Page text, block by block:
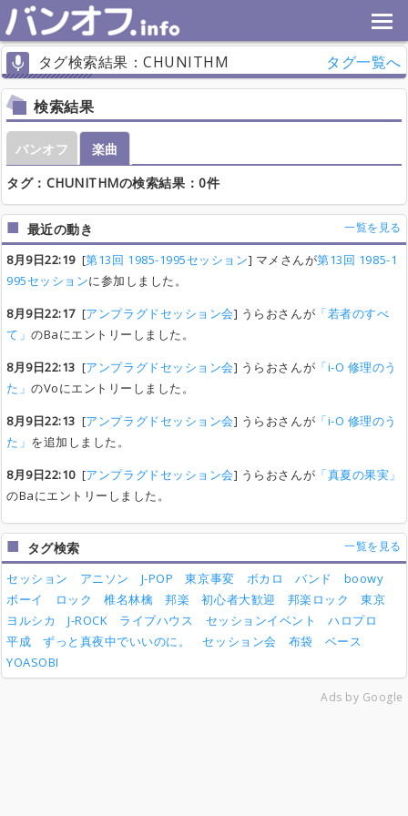
タグ検索結果：CHUNITHM タグ一覧へ
検索結果
バンオフ
楽曲
タグ：CHUNITHMの検索結果：0件
最近の動き 一覧を見る
8月9日22:19[第13回 1985-1995セッション] マメさんが第13回 1985-1
995セッションに参加しました。
8月9日22:17[アンプラグドセッション会] うらおさんが 「若者のすべ
て」のBaにエントリーしました。
8月9日22:13 [アンプラグドセッション会] うらおさんが 「i-O 修理のう
た」のVoにエントリーしました。
8月9日22:13 [アンプラグドセッション会] うらおさんが 「i-O 修理のう
た」 を追加しました。
8月9日22:10[アンプラグドセッション会] うらおさんが 「真夏の果実」
のBaにエントリーしました。
タグ検索 一覧を見る
セッション アニソン J-POP 東京事変 ボカロ バンド
boowy
ボーイ
ロック 椎名林檎 邦楽 初心者大歓迎 邦楽ロック
東京
ヨルシカ
J-ROCK ライブハウス セッションイベント
ハロプロ
平成
ずっと真夜中でいいのに。 セッション会 布袋
ベース
YOASOBI
Ads by Google